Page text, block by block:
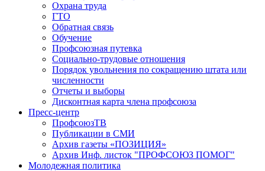
Охрана труда
ГТО
Обратная связь
Обучение
Профсоюзная путевка
Социально-трудовые отношения
Порядок увольнения по сокращению штата или
численности
Отчеты и выборы
Дисконтная карта члена профсоюза
Пресс-центр
ПрофсоюзТВ
Публикации в СМИ
Архив газеты «ПОЗИЦИЯ»
Архив Инф. листок "ПРОФСОЮЗ ПОМОГ"
Молодежная политика